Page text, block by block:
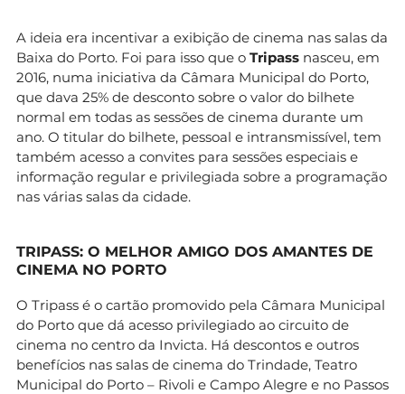
A ideia era incentivar a exibição de cinema nas salas da
Baixa do Porto. Foi para isso que o Tripass nasceu, em
2016, numa iniciativa da Câmara Municipal do Porto,
que dava 25% de desconto sobre o valor do bilhete
normal em todas as sessões de cinema durante um
ano. O titular do bilhete, pessoal e intransmissível, tem
também acesso a convites para sessões especiais e
informação regular e privilegiada sobre a programação
nas várias salas da cidade.
TRIPASS: O MELHOR AMIGO DOS AMANTES DE
CINEMA NO PORTO
O Tripass é o cartão promovido pela Câmara Municipal
do Porto que dá acesso privilegiado ao circuito de
cinema no centro da Invicta. Há descontos e outros
benefícios nas salas de cinema do Trindade, Teatro
Municipal do Porto – Rivoli e Campo Alegre e no Passos